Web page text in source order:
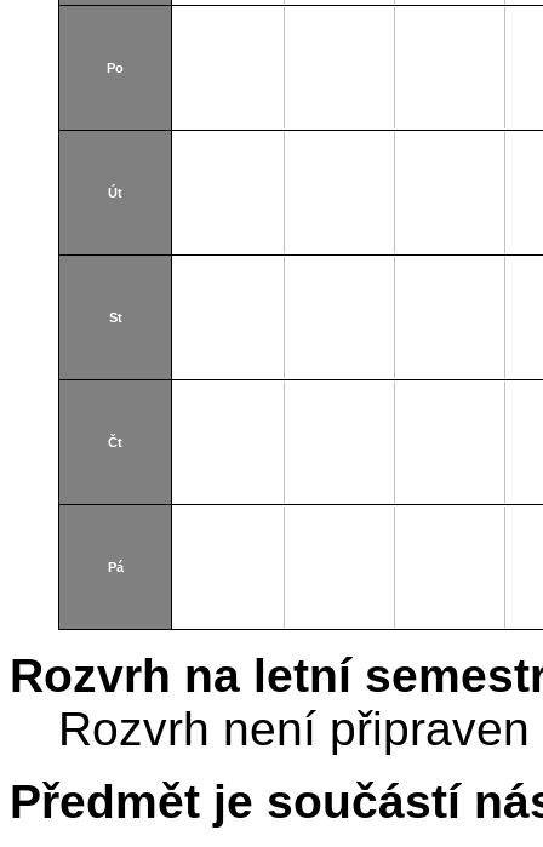
Po
Út
St
Čt
Pá
Rozvrh na letní
Rozvrh není připraven
Předmět je součástí